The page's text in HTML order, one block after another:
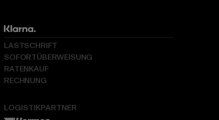
LOGISTIKPARTNER
LASTSCHRIFT
SOFORTÜBERWEISUNG
RATENKAUF
RECHNUNG